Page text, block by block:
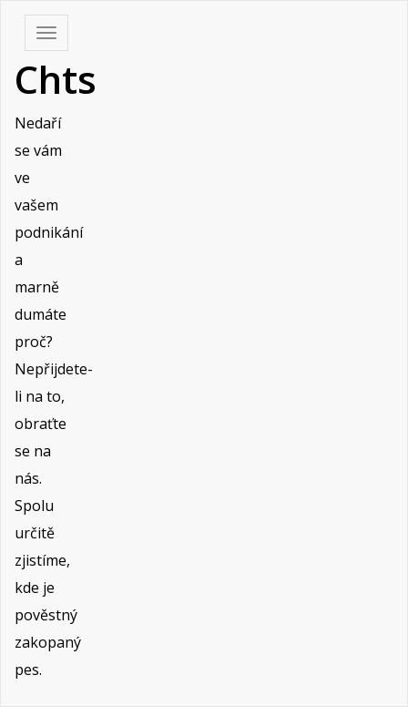
Skip
content
Toggle
navigation
Chts
Nedaří
se vám
ve
vašem
podnikání
a
marně
dumáte
proč?
Nepřijdete-
li na to,
obraťte
se na
nás.
Spolu
určitě
zjistíme,
kde je
pověstný
zakopaný
pes.